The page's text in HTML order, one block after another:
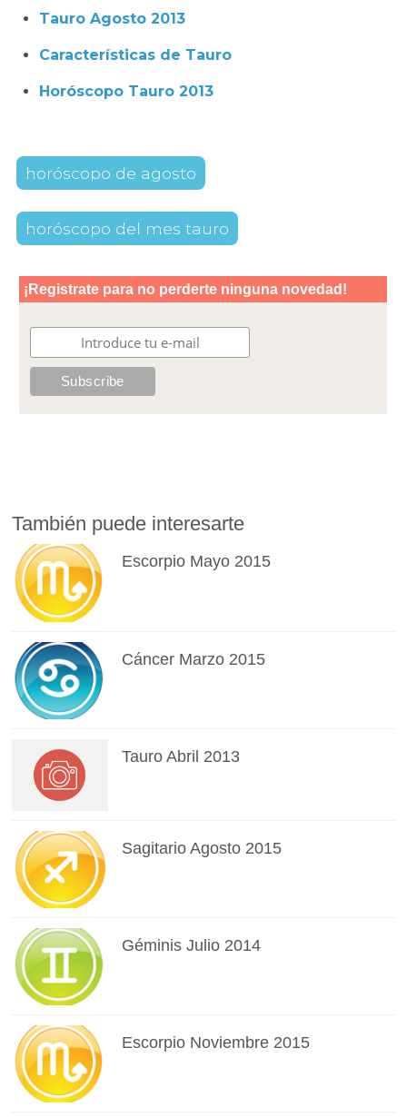
Tauro Agosto 2013
Características de Tauro
Horóscopo Tauro 2013
horóscopo de agosto
horóscopo del mes tauro
También puede interesarte
Escorpio Mayo 2015
Cáncer Marzo 2015
Tauro Abril 2013
Sagitario Agosto 2015
Géminis Julio 2014
Escorpio Noviembre 2015